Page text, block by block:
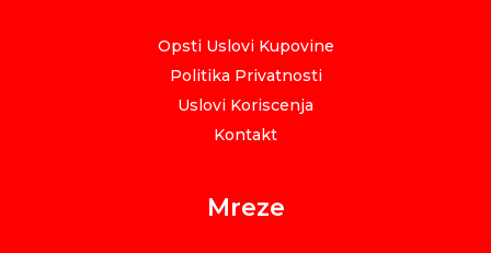
Opsti Uslovi Kupovine
Politika Privatnosti
Uslovi Koriscenja
Kontakt
Mreze